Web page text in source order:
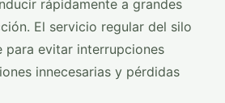
rápidamente a grandes
El servicio regular del silo
para evitar interrupciones
innecesarias y pérdidas